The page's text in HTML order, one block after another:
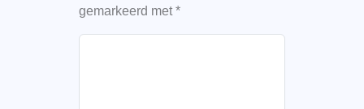
gemarkeerd met*